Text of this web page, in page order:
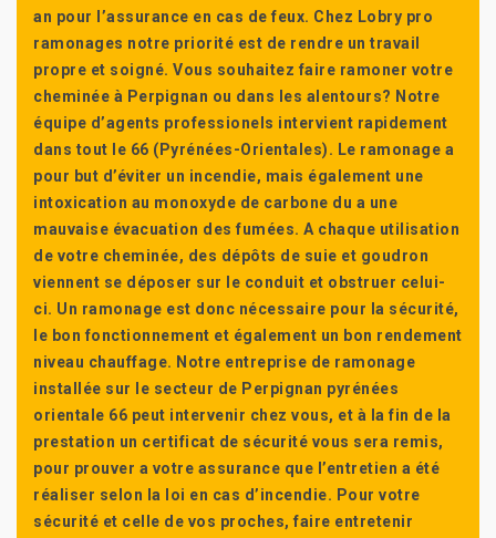
an pour l’assurance en cas de feux. Chez Lobry pro
ramonages notre priorité est de rendre un travail
propre et soigné. Vous souhaitez faire ramoner votre
cheminée à Perpignan ou dans les alentours? Notre
équipe d’agents professionels intervient rapidement
dans tout le 66 (Pyrénées-Orientales). Le ramonage a
pour but d’éviter un incendie, mais également une
intoxication au monoxyde de carbone du a une
mauvaise évacuation des fumées. A chaque utilisation
de votre cheminée, des dépôts de suie et goudron
viennent se déposer sur le conduit et obstruer celui-
ci. Un ramonage est donc nécessaire pour la sécurité,
le bon fonctionnement et également un bon rendement
niveau chauffage. Notre entreprise de ramonage
installée sur le secteur de Perpignan pyrénées
orientale 66 peut intervenir chez vous, et à la fin de la
prestation un certificat de sécurité vous sera remis,
pour prouver a votre assurance que l’entretien a été
réaliser selon la loi en cas d’incendie. Pour votre
sécurité et celle de vos proches, faire entretenir